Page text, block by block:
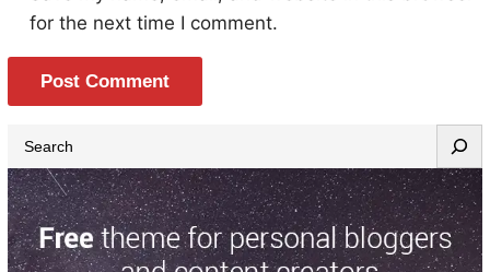
for the next time I comment.
e
a
r
c